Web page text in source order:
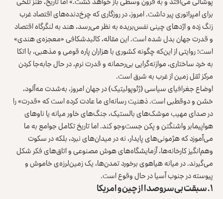
برای امپراتوری پیر داشت. امروز، در روزگاری که چرخ‌دنده‌های اقتصاد غرب
زنگ زده و اژدهای چینی نفس‌بریده به نظر می‌رسد، هند به لنگرگاه اقتصاد
و قدرت جهان بدل شده است. این مقاله، کالبدشکافی «معجزه‌ی هندی»
است؛ روایتی از این‌که چگونه کشوری با هزاران پاره قومی و مذهبی، با اتکا
به خرد ساختاری، موازنه‌گرایی بی‌رحمانه و قدرت نرم، در حال جابه‌جا کردن
مرکز ثقل زمین از غرب به شرق است.
اوضاع جغرافیای سیاسی (ژئوپولیتیک) در جهان امروز، به‌شدت مه‌آلود،
خشن و دوقطبی است. ذهنیت رسانه‌ای ما عادت کرده است که «قدرت» را
در صدای مهیب موشک‌های بالستیک، جنگ‌های خاور میانه یا ناوهای
هواپیمابر واشنگتن و پکن جست‌وجو کند. اما تاریخ تکامل جوامع به ما
می‌آموزد که هژمونی‌های پایدار، نه در میدان‌های نبرد، بلکه در سکوت
وهم‌انگیز کارخانه‌ها، آزمایشگاه‌های هوش مصنوعی و اتاق‌های فکر شکل
می‌گیرند. در میانه هیاهوی برخورد تمدن‌ها، یک زمین‌لرزه‌ی خاموش و
پیوسته در جنوب آسیا در حال وقوع است.
۱. سبقت بی‌سروصدا از چین و امریکا